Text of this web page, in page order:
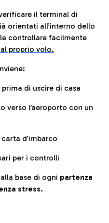
il terminal di
orientati all’interno dello
controllare facilmente
proprio volo.
di uscire di casa
verso l’aeroporto con un
d’imbarco
per i controlli
base di ogni partenza
stress.